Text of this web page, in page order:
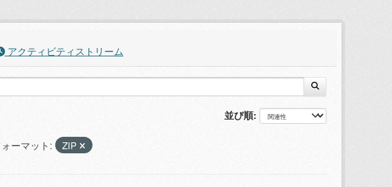
アクティビティストリーム
並び順
ーマット: ZIP